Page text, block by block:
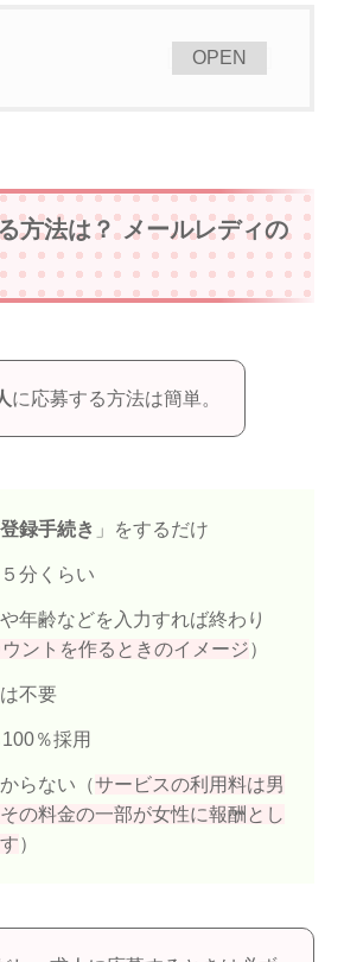
OPEN
方法は？ メールレディの
に応募する方法は簡単。
登録手続き 」をするだけ
分くらい
年齢などを入力すれば終わり
ントを作るときのイメージ）
不要
％採用
らない（サービスの利用料は男
の料金の一部が女性に報酬とし
）